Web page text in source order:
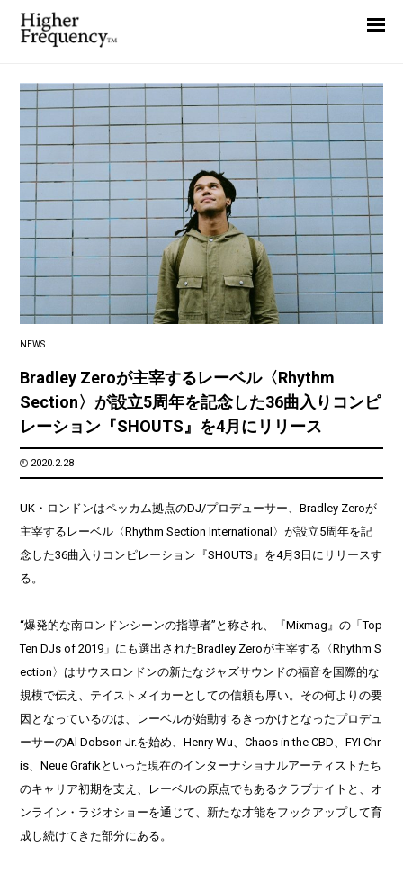
NEWS
Bradley Zeroが主宰するレーベル〈Rhythm
Section〉が設立5周年を記念した36曲入りコンピ
レーション『SHOUTS』を4月にリリース
2020.2.28
UK・ロンドンはペッカム拠点のDJ/プロデューサー、Bradley Zeroが
主宰するレーベル〈Rhythm Section International〉が設立5周年を記
念した36曲入りコンピレーション『SHOUTS』を4月3日にリリースす
る。
“爆発的な南ロンドンシーンの指導者”と称され、『Mixmag』の「Top
Ten DJs of 2019」にも選出されたBradley Zeroが主宰する〈Rhythm S
ection〉はサウスロンドンの新たなジャズサウンドの福音を国際的な
規模で伝え、テイストメイカーとしての信頼も厚い。その何よりの要
因となっているのは、レーベルが始動するきっかけとなったプロデュ
ーサーのAl Dobson Jr.を始め、Henry Wu、Chaos in the CBD、FYI Chr
is、Neue Grafikといった現在のインターナショナルアーティストたち
のキャリア初期を支え、レーベルの原点でもあるクラブナイトと、オ
ンライン・ラジオショーを通じて、新たな才能をフックアップして育
成し続けてきた部分にある。
Interview
Report